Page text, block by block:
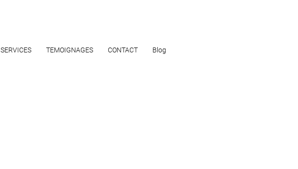
SERVICES TEMOIGNAGES CONTACT Blog